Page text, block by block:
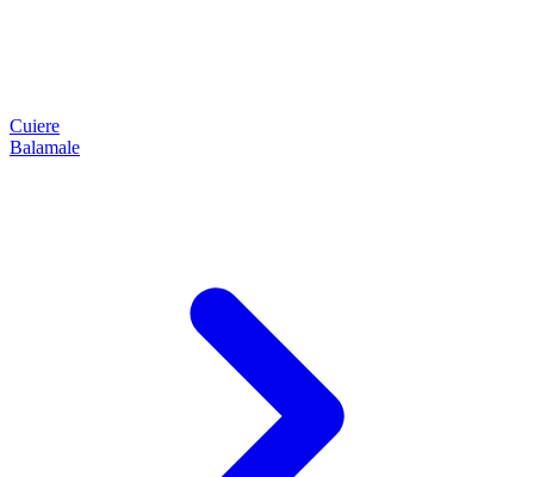
Cuiere
Balamale